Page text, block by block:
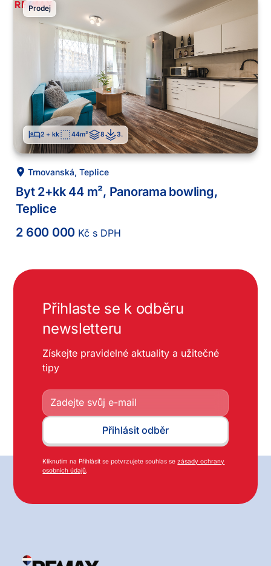
Prodej
2 + kk 44m² 8 3.
Trnovanská,Teplice
Byt 2+kk 44 m², Panorama bowling,
Teplice
2 600 000 Kč s DPH
Přihlaste se k odběru
newsletteru
Získejte pravidelné aktuality a užitečné
tipy
Kliknutím na Přihlásit se potvrzujete souhlas sezásady ochrany
osobních údajů.